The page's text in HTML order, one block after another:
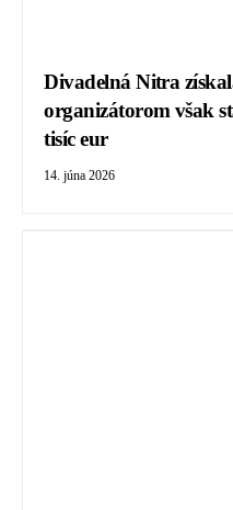
Divadelná Nitra
organizátorom však
tisíc eur
14. júna 2026